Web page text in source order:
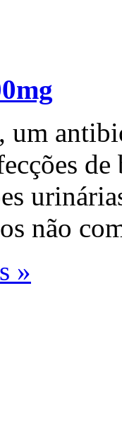
um
não
»